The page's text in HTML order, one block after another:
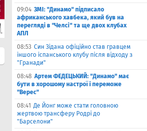
09:04 ЗМІ: "Динамо" підписало
африканського хавбека, який був на
перегляді в "Челсі" та ще двох клубах
АПЛ
08:53 Син Зідана офіційно став гравцем
іншого іспанського клубу після відходу з
"Гранади"
08:48 Артем ФЕДЕЦЬКИЙ: "Динамо" має
бути в хорошому настрої і переможе
"Верес"
08:41 Де Йонг може стати головною
жертвою трансферу Родрі до
"Барселони"